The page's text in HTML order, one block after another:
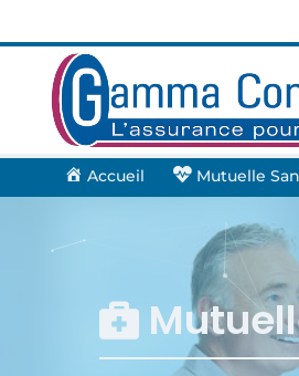
Accueil Mutuelle